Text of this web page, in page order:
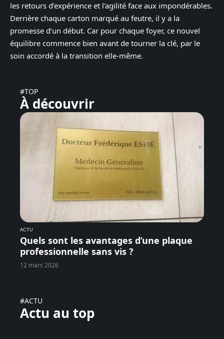
les retours d’expérience et l’agilité face aux impondérables.
Derrière chaque carton marqué au feutre, il y a la
promesse d’un début. Car pour chaque foyer, ce nouvel
équilibre commence bien avant de tourner la clé, par le
soin accordé à la transition elle-même.
#TOP
À découvrir
ACTU
Quels sont les avantages d’une plaque
professionnelle sans vis ?
12 mars 2026
#ACTU
Actu au top